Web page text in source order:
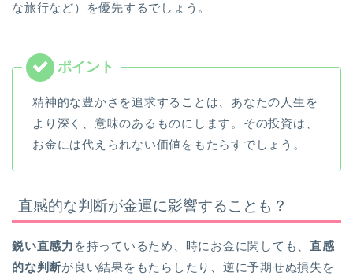
な旅行など）を優先するでしょう。
精神的な豊かさを追求することは、あなたの人生を
より深く、意味のあるものにします。その投資は、
お金には代えられない価値をもたらすでしょう。
直感的な判断が金運に影響することも？
鋭い直感力 を持っているため、時にお金に関しても、直感
的な判断が良い結果をもたらしたり、逆に予期せぬ損失を